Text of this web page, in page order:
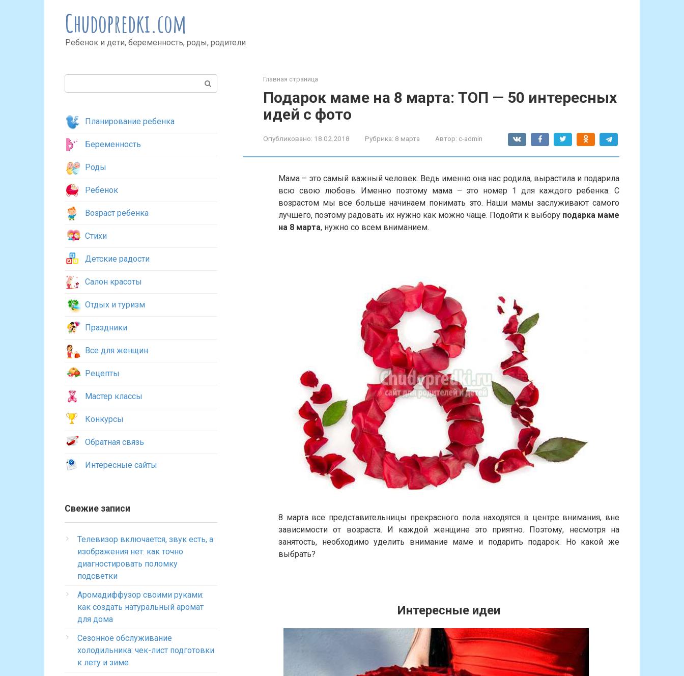
Chudopredki.com
Ребенок и дети, беременность, роды, родители
Главная страница
Подарок маме на 8 марта: ТОП — 50 интересных
идей с фото
Опубликовано: 18.02.2018 Рубрика: 8 марта Автор: c-admin
Мама – это самый важный человек. Ведь именно она нас родила, вырастила и подарила
всю свою любовь. Именно поэтому мама – это номер 1 для каждого ребенка. С
возрастом мы все больше начинаем понимать это. Наши мамы заслуживают самого
лучшего, поэтому радовать их нужно как можно чаще. Подойти к выбору подарка маме
на 8 марта, нужно со всем вниманием.
8 марта все представительницы прекрасного пола находятся в центре внимания, вне
зависимости от возраста. И каждой женщине это приятно. Поэтому, несмотря на
занятость, необходимо уделить внимание маме и подарить подарок. Но какой же
выбрать?
Интересные идеи
Планирование ребенка
Беременность
Роды
Ребенок
Возраст ребенка
Стихи
Детские радости
Салон красоты
Отдых и туризм
Праздники
Все для женщин
Рецепты
Мастер классы
Конкурсы
Обратная связь
Интересные сайты
Свежие записи
Телевизор включается, звук есть, а
изображения нет: как точно
диагностировать поломку
подсветки
Аромадиффузор своими руками:
как создать натуральный аромат
для дома
Сезонное обслуживание
холодильника: чек-лист подготовки
к лету и зиме